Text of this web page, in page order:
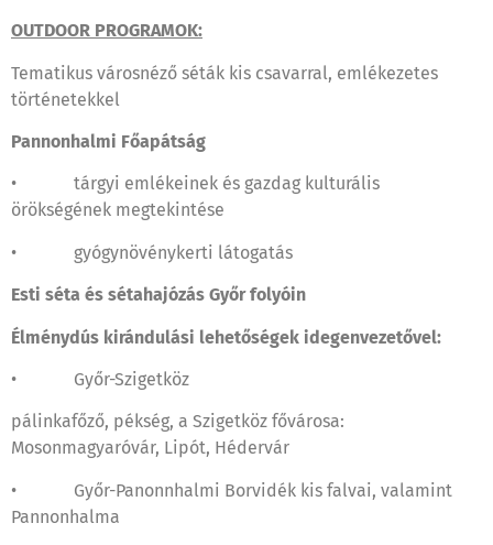
OUTDOOR PROGRAMOK:
Tematikus városnéző séták kis csavarral, emlékezetes
történetekkel
Pannonhalmi Főapátság
• tárgyi emlékeinek és gazdag kulturális
örökségének megtekintése
• gyógynövénykerti látogatás
Esti séta és sétahajózás Győr folyóin
Élménydús kirándulási lehetőségek idegenvezetővel:
• Győr-Szigetköz
pálinkafőző, pékség, a Szigetköz fővárosa:
Mosonmagyaróvár, Lipót, Hédervár
• Győr-Panonnhalmi Borvidék kis falvai, valamint
Pannonhalma